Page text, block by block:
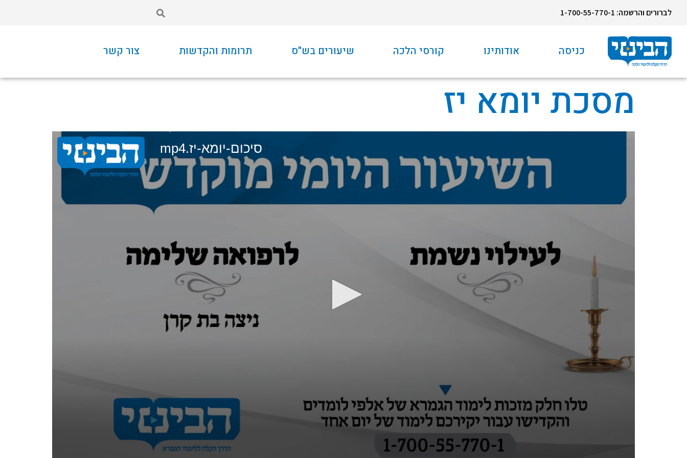
לברורים והרשמה: 1-700-55-770-1
כניסה אודותינו קורסי הלכה שיעורים בש"ס תרומות והקדשות צור קשר
מסכת יומא יז
סיכום-יומא-יז.mp4